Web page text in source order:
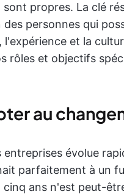
sont propres. La clé
personnes qui
l'expérience et la
rôles et objectifs
au
entreprises évolue
parfaitement à un
cinq ans n'est peut-